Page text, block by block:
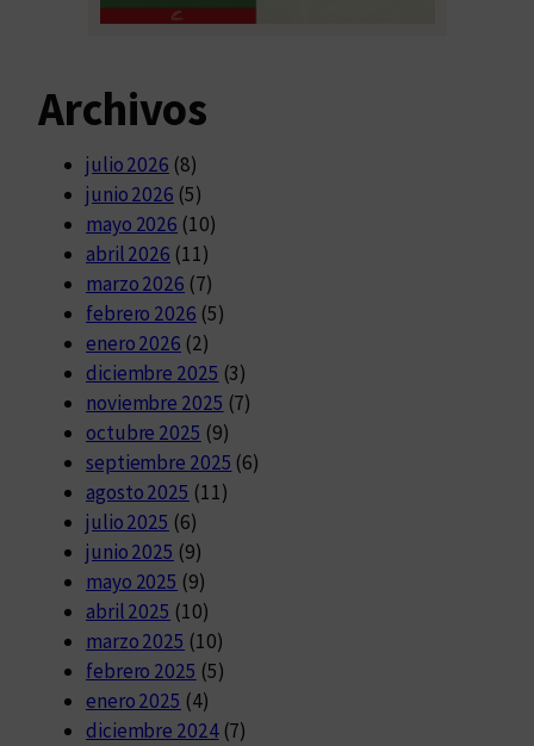
Archivos
julio 2026 (8)
junio 2026 (5)
mayo 2026 (10)
abril 2026 (11)
marzo 2026 (7)
febrero 2026 (5)
enero 2026 (2)
diciembre 2025 (3)
noviembre 2025 (7)
octubre 2025 (9)
septiembre 2025 (6)
agosto 2025 (11)
julio 2025 (6)
junio 2025 (9)
mayo 2025 (9)
abril 2025 (10)
marzo 2025 (10)
febrero 2025 (5)
enero 2025 (4)
diciembre 2024(7)